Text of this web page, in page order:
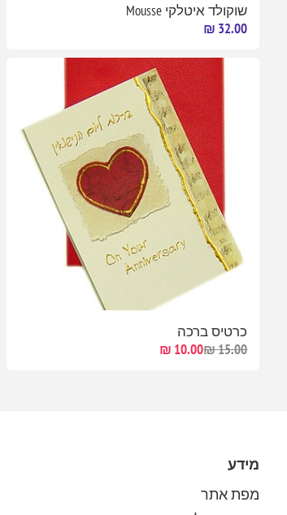
שוקולד איטלקי Mousse
32.00 ₪
כרטיס ברכה
15.00 ₪
10.00 ₪
מידע
מפת אתר